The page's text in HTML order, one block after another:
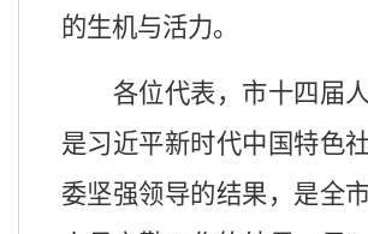
的生机与活力。
各位代表，市十四届
是习近平新时代中国特色
委坚强领导的结果，是全